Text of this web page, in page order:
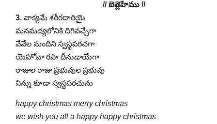
// బెత్లెహేము //
3.వాక్యమే శరీరదారియై
మనమద్యలోనికి దిగివచ్చేగా
వేవేల మందిని స్వస్థపరచగా
యెహోవా రఫా దీనుడాయేగా
రాజుల రాజు ప్రభువుల ప్రభువు
నిన్ను కూడా స్వస్థపరచును
happy christmas merry christmas
we wish you all a happy happy christmas